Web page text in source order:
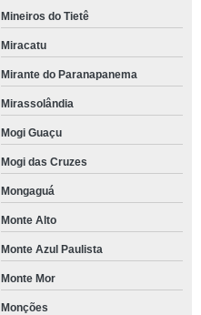
Mineiros do Tietê
Miracatu
Mirante do Paranapanema
Mirassolândia
Mogi Guaçu
Mogi das Cruzes
Mongaguá
Monte Alto
Monte Azul Paulista
Monte Mor
Monções